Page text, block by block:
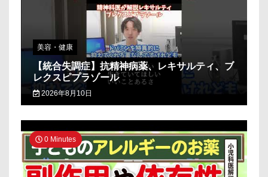
美容・健康
【統合失調症】抗精神病薬、レキサルティ、ブ
レクスピプラゾール
2026年8月10日
0 Minutes